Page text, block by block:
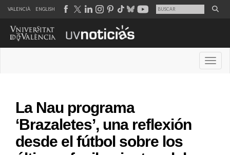
VALENCIÀ ENGLISH
La Nau programa
‘Brazaletes’, una reflexión
desde el fútbol sobre los